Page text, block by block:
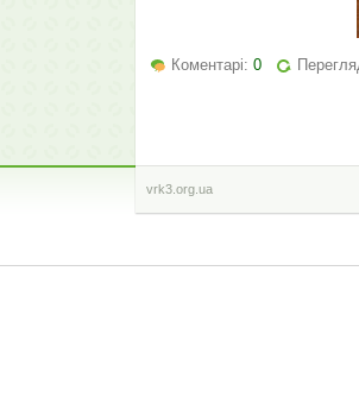
Коментарі: 0
vrk3.org.ua